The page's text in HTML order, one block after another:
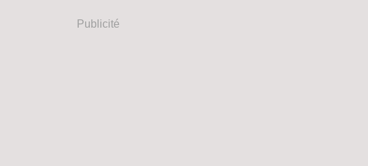
Publicité